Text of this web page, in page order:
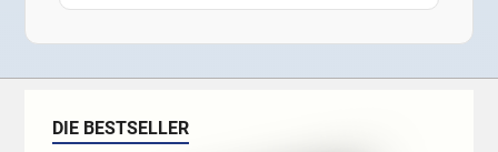
DIE BESTSELLER